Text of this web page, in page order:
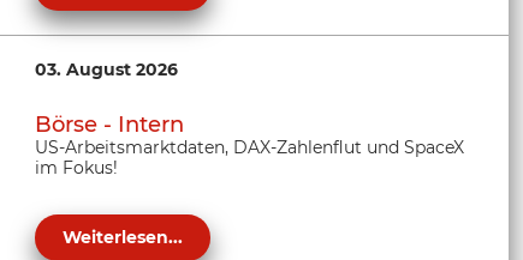
03. August 2026
Börse - Intern
US-Arbeitsmarktdaten, DAX-Zahlenflut und SpaceX
im Fokus!
Weiterlesen...